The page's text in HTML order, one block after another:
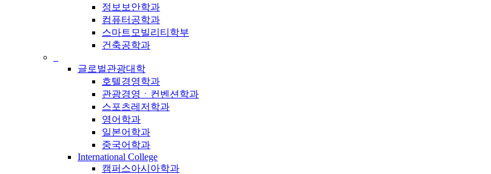
정보보안학과
컴퓨터공학과
스마트모빌리티학부
건축공학과
글로벌관광대학
호텔경영학과
관광경영ㆍ컨벤션학과
스포츠레저학과
영어학과
일본어학과
중국어학과
International College
캠퍼스아시아학과